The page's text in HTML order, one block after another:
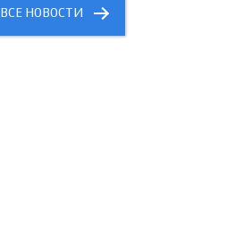
ВСЕ НОВОСТИ